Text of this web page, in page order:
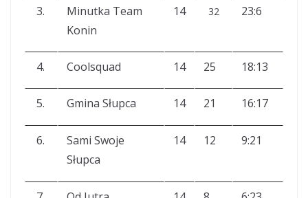
3.
Minutka Team
Konin
14 32 23:6
4. Coolsquad 14 25 18:13
5. Gmina Słupca 14 21 16:17
6.
Sami Swoje
Słupca
14 12 9:21